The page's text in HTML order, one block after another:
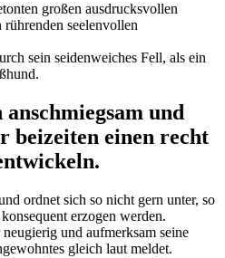
großen ausdrucksvollen
seelenvollen
sein seidenweiches Fell, als ein
und
beizeiten einen recht
ordnet sich so nicht gern unter, so
erzogen werden.
und aufmerksam seine
gleich laut meldet.